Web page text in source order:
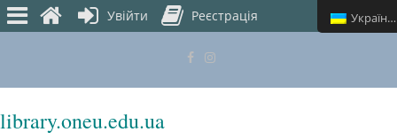
library.oneu.edu.ua
Увійти Реєстрація Українська